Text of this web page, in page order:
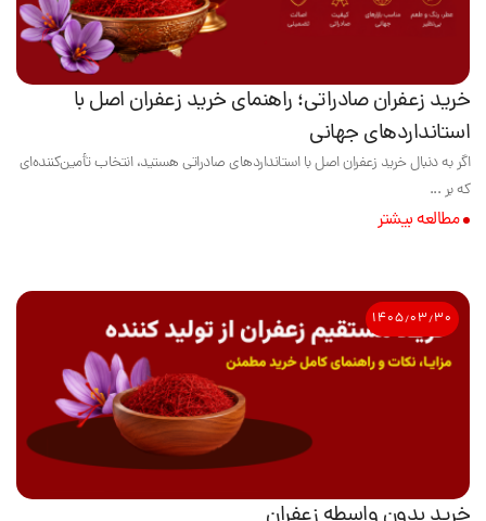
خرید زعفران صادراتی؛ راهنمای خرید زعفران اصل با
استانداردهای جهانی
اگر به دنبال خرید زعفران اصل با استانداردهای صادراتی هستید، انتخاب تأمین‌کننده‌ای
که بر ...
مطالعه بیشتر
۱۴۰۵٫۰۳٫۳۰